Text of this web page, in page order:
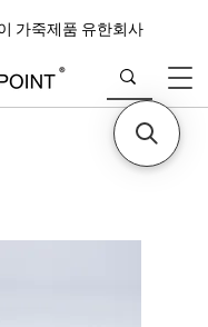
가죽제품 유한회사